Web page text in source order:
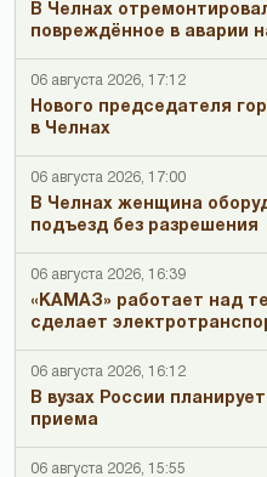
В Челнах
повреждённое в аварии
06 августа 2026, 17:12
Нового председателя
в Челнах
06 августа 2026, 17:00
В Челнах женщина
подъезд без разрешения
06 августа 2026, 16:39
«КАМАЗ» работает над
сделает
06 августа 2026, 16:12
В вузах России
приема
06 августа 2026, 15:55